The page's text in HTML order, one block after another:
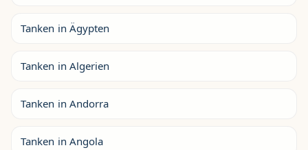
Tanken in Ägypten
Tanken in Algerien
Tanken in Andorra
Tanken in Angola